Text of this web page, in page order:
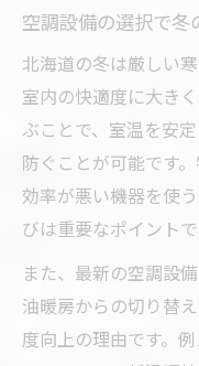
空調設備の選択で
北海道の冬は厳しい
室内の快適度に大き
ぶことで、室温を安
防ぐことが可能です
効率が悪い機器を使
びは重要なポイントで
また、最新の空調設
油暖房からの切り替
度向上の理由です。